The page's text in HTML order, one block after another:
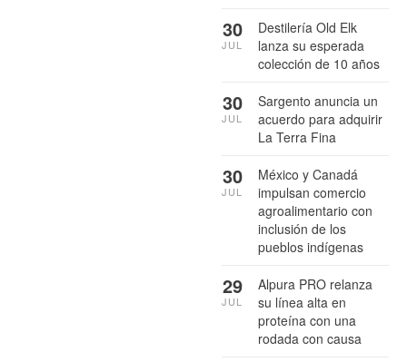
Destilería Old Elk
lanza su esperada
colección de 10 años
30
JUL
Sargento anuncia un
acuerdo para adquirir
La Terra Fina
30
JUL
México y Canadá
impulsan comercio
agroalimentario con
inclusión de los
pueblos indígenas
30
JUL
Alpura PRO relanza
su línea alta en
proteína con una
rodada con causa
29
JUL